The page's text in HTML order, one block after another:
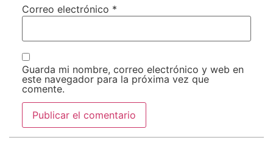
Correo electrónico *
Guarda mi nombre, correo electrónico y web en
este navegador para la próxima vez que
comente.